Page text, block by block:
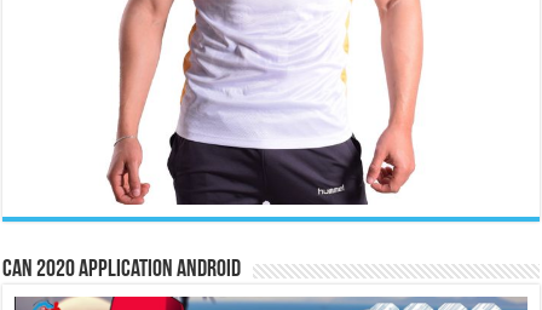
CAN 2020 Application Android